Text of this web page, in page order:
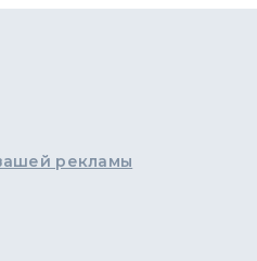
рекламы